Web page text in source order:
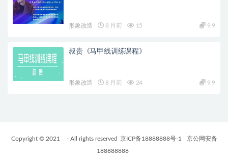
形象改造 8 月前 15 9.9
叔贵《马甲线训练课程》
形象改造 8 月前 24 9.9
Copyright © 2021 - All rights reserved 京ICP备18888888号-1
京公网安备
188888888